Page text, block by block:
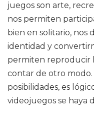
juegos son arte,
nos permiten
bien en solitario, nos
identidad y
permiten reproducir
contar de otro modo.
posibilidades, es
videojuegos se haya